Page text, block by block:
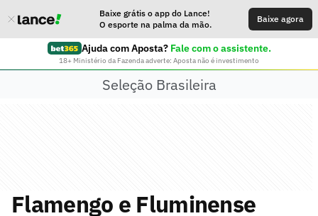
Baixe grátis o app do Lance!
O esporte na palma da mão.
Baixe agora
Ajuda com Aposta? Fale com o assistente.
18+ Ministério da Fazenda adverte: Aposta não é investimento
Seleção Brasileira
Flamengo e Fluminense